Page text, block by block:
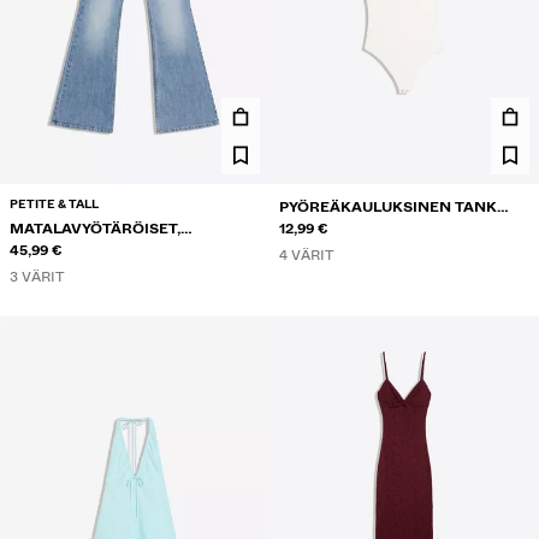
PETITE & TALL
MATALAVYÖTÄRÖISET,
KIRJAILLUT KELLOHELMALLISET
FARKUT
45,99 €
3 VÄRIT
PYÖREÄKAULUKSINEN TANK
BODY
12,99 €
4 VÄRIT